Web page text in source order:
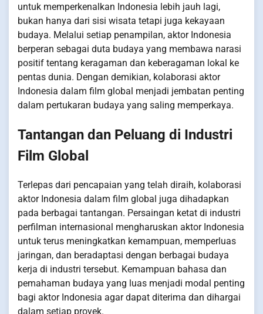
untuk memperkenalkan Indonesia lebih jauh lagi,
bukan hanya dari sisi wisata tetapi juga kekayaan
budaya. Melalui setiap penampilan, aktor Indonesia
berperan sebagai duta budaya yang membawa narasi
positif tentang keragaman dan keberagaman lokal ke
pentas dunia. Dengan demikian, kolaborasi aktor
Indonesia dalam film global menjadi jembatan penting
dalam pertukaran budaya yang saling memperkaya.
Tantangan dan Peluang di Industri
Film Global
Terlepas dari pencapaian yang telah diraih, kolaborasi
aktor Indonesia dalam film global juga dihadapkan
pada berbagai tantangan. Persaingan ketat di industri
perfilman internasional mengharuskan aktor Indonesia
untuk terus meningkatkan kemampuan, memperluas
jaringan, dan beradaptasi dengan berbagai budaya
kerja di industri tersebut. Kemampuan bahasa dan
pemahaman budaya yang luas menjadi modal penting
bagi aktor Indonesia agar dapat diterima dan dihargai
dalam setiap proyek.